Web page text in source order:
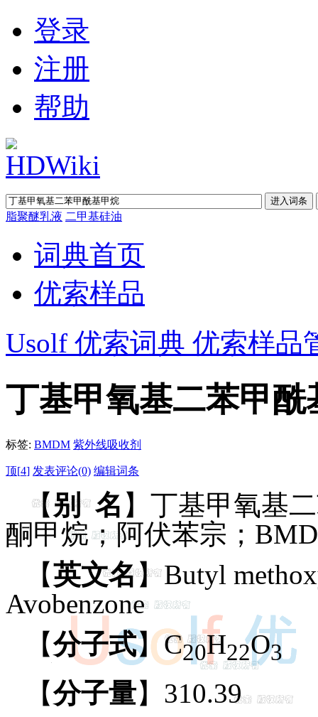
登录
注册
帮助
脂聚醚乳液 二甲基硅油
词典首页
优索样品
Usolf 优索词典 优索样品
丁基甲氧基二苯甲酰
标签: BMDM 紫外线吸收剂
顶[4] 发表评论(0) 编辑词条
【别 名 】丁基甲氧基
酮甲烷；阿伏苯宗；
【英文名】Butyl
Avobenzone
【分子式】C20H22O3
【分子量】310.39